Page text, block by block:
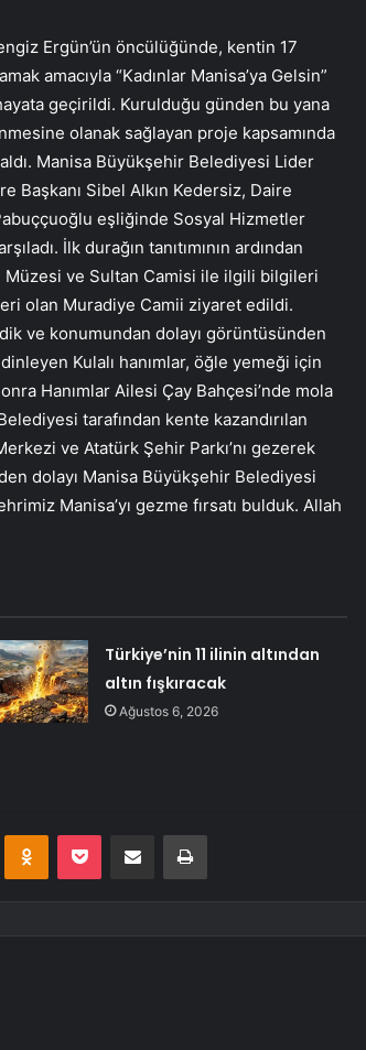
Ergün’ün öncülüğünde, kentin 17
amacıyla “Kadınlar Manisa’ya Gelsin”
geçirildi. Kurulduğu günden bu yana
olanak sağlayan proje kapsamında
Manisa Büyükşehir Belediyesi Lider
Başkanı Sibel Alkın Kedersiz, Daire
eşliğinde Sosyal Hizmetler
İlk durağın tanıtımının ardından
Müzesi ve Sultan Camisi ile ilgili bilgileri
olan Muradiye Camii ziyaret edildi.
ve konumundan dolayı görüntüsünden
Kulalı hanımlar, öğle yemeği için
Hanımlar Ailesi Çay Bahçesi’nde mola
tarafından kente kazandırılan
ve Atatürk Şehir Parkı’nı gezerek
dolayı Manisa Büyükşehir Belediyesi
Manisa’yı gezme fırsatı bulduk. Allah
Türkiye’nin 11 ilinin altından
altın fışkıracak
Ağustos 6, 2026
Odnoklassniki
Pocket E-Posta ile paylaş Yazdır